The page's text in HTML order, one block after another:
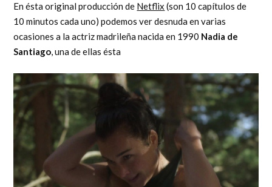
En ésta original producción de Netflix (son 10 capítulos de
10 minutos cada uno) podemos ver desnuda en varias
ocasiones a la actriz madrileña nacida en 1990 Nadia de
Santiago, una de ellas ésta